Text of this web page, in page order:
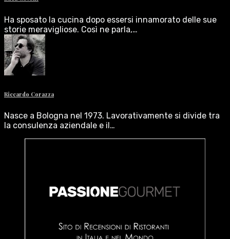
Ha sposato la cucina dopo essersi innamorato delle sue
storie meravigliose. Così ne parla,…
Riccardo Corazza
Nasce a Bologna nel 1973. Lavorativamente si divide tra
la consulenza aziendale e il…